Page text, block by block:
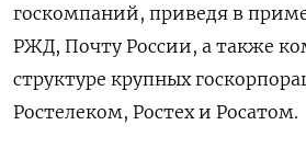
госкомпаний, приведя в
РЖД, Почту России, а также
структуре крупных
Ростелеком, Ростех и Росатом.